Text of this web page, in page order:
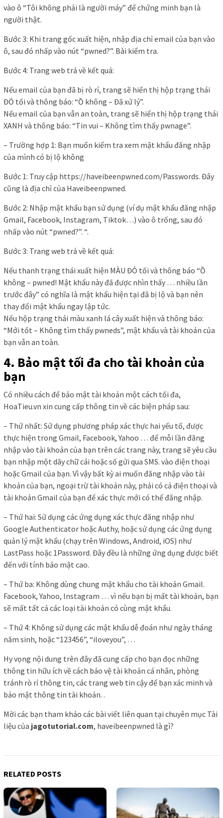
vào ô “Tôi không phải là người máy” để chứng minh bạn là
người thật.
Bước 3: Khi trang gốc xuất hiện, nhập địa chỉ email của bạn vào
ô, sau đó nhấp vào nút “pwned?”. Bài kiểm tra.
Bước 4: Trang web trả về kết quả:
Nếu email của bạn đã bị rò rỉ, trang sẽ hiển thị hộp trạng thái
ĐỎ tối và thông báo: “Ồ không – Đã xử lý”.
Nếu email của bạn vẫn an toàn, trang sẽ hiển thị hộp trạng thái
XANH và thông báo: “Tin vui – Không tìm thấy pwnage”.
– Trường hợp 1: Bạn muốn kiểm tra xem mật khẩu đăng nhập
của mình có bị lộ không
Bước 1: Truy cập https://haveibeenpwned.com/Passwords. Đây
cũng là địa chỉ của Haveibeenpwned.
Bước 2: Nhập mật khẩu bạn sử dụng (ví dụ mật khẩu đăng nhập
Gmail, Facebook, Instagram, Tiktok…) vào ô trống, sau đó
nhấp vào nút “pwned?”. “.
Bước 3: Trang web trả về kết quả:
Nếu thanh trạng thái xuất hiện MÀU ĐỎ tối và thông báo “Ồ
không – pwned! Mật khẩu này đã được nhìn thấy … nhiều lần
trước đây” có nghĩa là mật khẩu hiện tại đã bị lộ và bạn nên
thay đổi mật khẩu ngay lập tức.
Nếu hộp trạng thái màu xanh lá cây xuất hiện và thông báo:
“Mới tốt – Không tìm thấy pwneds”, mật khẩu và tài khoản của
bạn vẫn an toàn.
4. Bảo mật tối đa cho tài khoản của
bạn
Có nhiều cách để bảo mật tài khoản một cách tối đa,
HoaTieu.vn xin cung cấp thông tin về các biện pháp sau:
– Thứ nhất: Sử dụng phương pháp xác thực hai yếu tố, được
thực hiện trong Gmail, Facebook, Yahoo … để mỗi lần đăng
nhập vào tài khoản của bạn trên các trang này, trang sẽ yêu cầu
bạn nhập một dãy chữ cái hoặc số gửi qua SMS. vào điện thoại
hoặc Gmail của bạn. Vì vậy bất kỳ ai muốn đăng nhập vào tài
khoản của bạn, ngoại trừ tài khoản này, phải có cả điện thoại và
tài khoản Gmail của bạn để xác thực mới có thể đăng nhập.
– Thứ hai: Sử dụng các ứng dụng xác thực đăng nhập như
Google Authenticator hoặc Authy, hoặc sử dụng các ứng dụng
quản lý mật khẩu (chạy trên Windows, Android, iOS) như
LastPass hoặc 1Password. Đây đều là những ứng dụng được biết
đến với tính bảo mật cao.
– Thứ ba: Không dùng chung mật khẩu cho tài khoản Gmail.
Facebook, Yahoo, Instagram … vì nếu bạn bị mất tài khoản, bạn
sẽ mất tất cả các loại tài khoản có cùng mật khẩu.
– Thứ 4: Không sử dụng các mật khẩu dễ đoán như ngày tháng
năm sinh, hoặc “123456”, “iloveyou”, …
Hy vọng nội dung trên đây đã cung cấp cho bạn đọc những
thông tin hữu ích về cách bảo vệ tài khoản cá nhân, phòng
tránh rò rỉ thông tin, các trang web tin cậy để bạn xác minh và
bảo mật thông tin tài khoản. .
Mời các bạn tham khảo các bài viết liên quan tại chuyên mục Tài
liệu của jagotutorial.com, haveibeenpwned là gì?
RELATED POSTS